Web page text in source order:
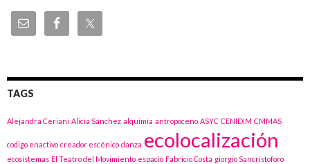
TAGS
Alejandra Ceriani Alicia Sánchez alquimia antropoceno ASYC CENIDIM CMMAS
codigo enactivo creador escénico danza ecolocalización
ecosistemas El Teatro del Movimiento espacio Fabricio Costa giorgio Sancristoforo